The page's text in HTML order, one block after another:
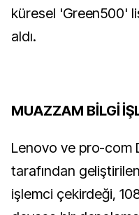
küresel 'Green500'
aldı.
MUAZZAM BİLGİ
Lenovo ve pro-com
tarafından
işlemci çekirdeği,